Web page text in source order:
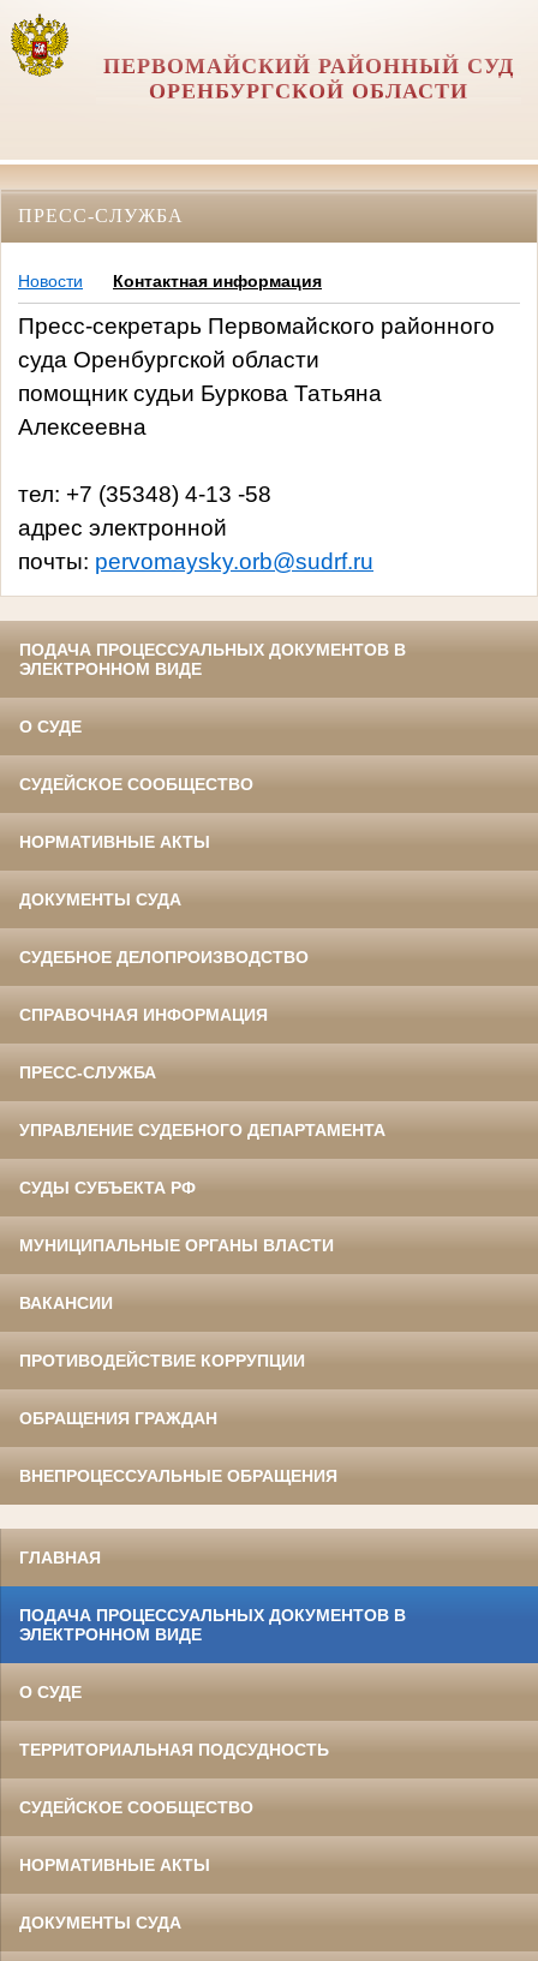
ПЕРВОМАЙСКИЙ РАЙОННЫЙ СУД
ОРЕНБУРГСКОЙ ОБЛАСТИ
ПРЕСС-СЛУЖБА
Новости Контактная информация
Пресс-секретарь Первомайского районного
суда Оренбургской области
помощник судьи Буркова Татьяна
Алексеевна
тел: +7 (35348) 4-13 -58
адрес электронной
почты: pervomaysky.orb@sudrf.ru
ПОДАЧА ПРОЦЕССУАЛЬНЫХ ДОКУМЕНТОВ В
ЭЛЕКТРОННОМ ВИДЕ
О СУДЕ
СУДЕЙСКОЕ СООБЩЕСТВО
НОРМАТИВНЫЕ АКТЫ
ДОКУМЕНТЫ СУДА
СУДЕБНОЕ ДЕЛОПРОИЗВОДСТВО
СПРАВОЧНАЯ ИНФОРМАЦИЯ
ПРЕСС-СЛУЖБА
УПРАВЛЕНИЕ СУДЕБНОГО ДЕПАРТАМЕНТА
СУДЫ СУБЪЕКТА РФ
МУНИЦИПАЛЬНЫЕ ОРГАНЫ ВЛАСТИ
ВАКАНСИИ
ПРОТИВОДЕЙСТВИЕ КОРРУПЦИИ
ОБРАЩЕНИЯ ГРАЖДАН
ВНЕПРОЦЕССУАЛЬНЫЕ ОБРАЩЕНИЯ
ГЛАВНАЯ
ПОДАЧА ПРОЦЕССУАЛЬНЫХ ДОКУМЕНТОВ В
ЭЛЕКТРОННОМ ВИДЕ
О СУДЕ
ТЕРРИТОРИАЛЬНАЯ ПОДСУДНОСТЬ
СУДЕЙСКОЕ СООБЩЕСТВО
НОРМАТИВНЫЕ АКТЫ
ДОКУМЕНТЫ СУДА